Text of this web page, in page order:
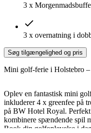
3 x
3 x overnatning i
Søg tilgængelighed og pris
Mini golf-ferie i Holstebro
Oplev en fantastisk mini
inkluderer 4 x greenfee på
på BW Hotel Royal.
kombinere spændende spil
Book din golfoplevelse i